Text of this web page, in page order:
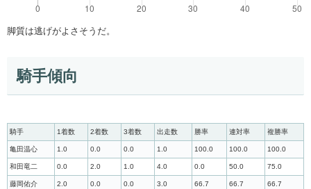
脚質は逃げがよさそうだ。
騎手傾向
騎手 1着数 2着数 3着数 出走数 勝率 連対率 複勝率
亀田温心 1.0 0.0 0.0 1.0 100.0 100.0 100.0
和田竜二 0.0 2.0 1.0 4.0 0.0 50.0 75.0
藤岡佑介 2.0 0.0 0.0 3.0 66.7 66.7 66.7